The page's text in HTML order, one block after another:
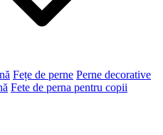
Fețe de perne Perne decorative
Fete de perna pentru copii